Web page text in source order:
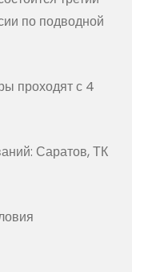
по подводной
проходят с 4
Саратов, ТК